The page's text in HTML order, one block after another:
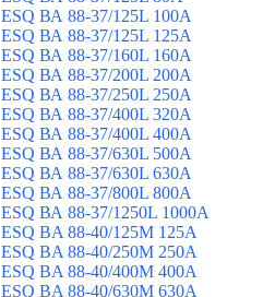
ESQ ВА 88-37/125L 100A
ESQ ВА 88-37/125L 125A
ESQ ВА 88-37/160L 160A
ESQ ВА 88-37/200L 200A
ESQ ВА 88-37/250L 250A
ESQ ВА 88-37/400L 320A
ESQ ВА 88-37/400L 400A
ESQ ВА 88-37/630L 500A
ESQ ВА 88-37/630L 630A
ESQ ВА 88-37/800L 800A
ESQ ВА 88-37/1250L 1000A
ESQ BA 88-40/125M 125A
ESQ BA 88-40/250M 250A
ESQ BA 88-40/400M 400A
ESQ BA 88-40/630М 630A